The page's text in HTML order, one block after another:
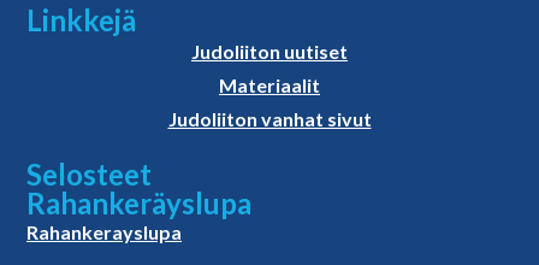
Linkkejä
Judoliiton uutiset
Materiaalit
Judoliiton vanhat sivut
Selosteet
Rahankeräyslupa
Rahankerayslupa